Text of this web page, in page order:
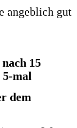
angeblich gut
15
mal
dem